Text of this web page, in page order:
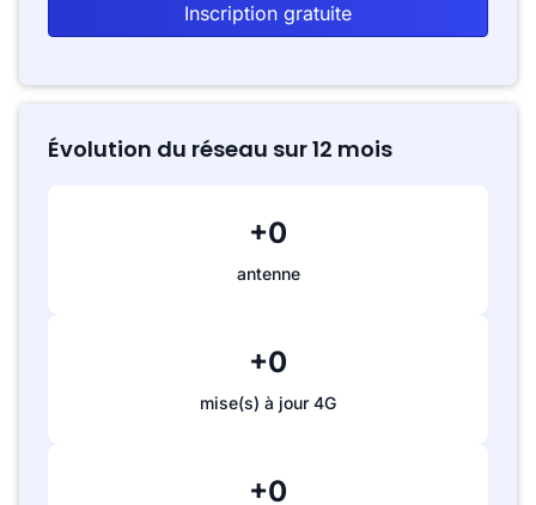
Inscription gratuite
Évolution du réseau sur 12 mois
+0
antenne
+0
mise(s) à jour 4G
+0